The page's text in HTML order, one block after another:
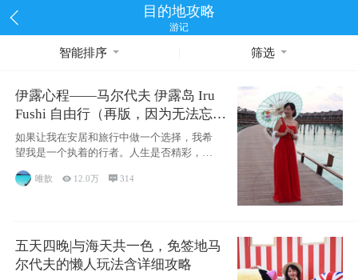
目的地攻略
游记
智能排序 筛选
伊露心程——马尔代夫 伊露岛 Iru
Fushi 自由行（再版，因为无法忘却
的留恋）
如果让我在安居和旅行中做一个选择，我希
望我是一个执着的行者。人生是否精彩，都
源于自己
唯歆  12.0万  314
五天四晚|与海天共一色，免签地马
尔代夫的懒人玩法含详细攻略